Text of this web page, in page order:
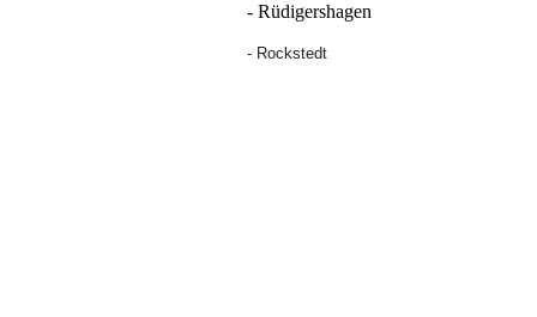
- Rüdigershagen
- Rockstedt